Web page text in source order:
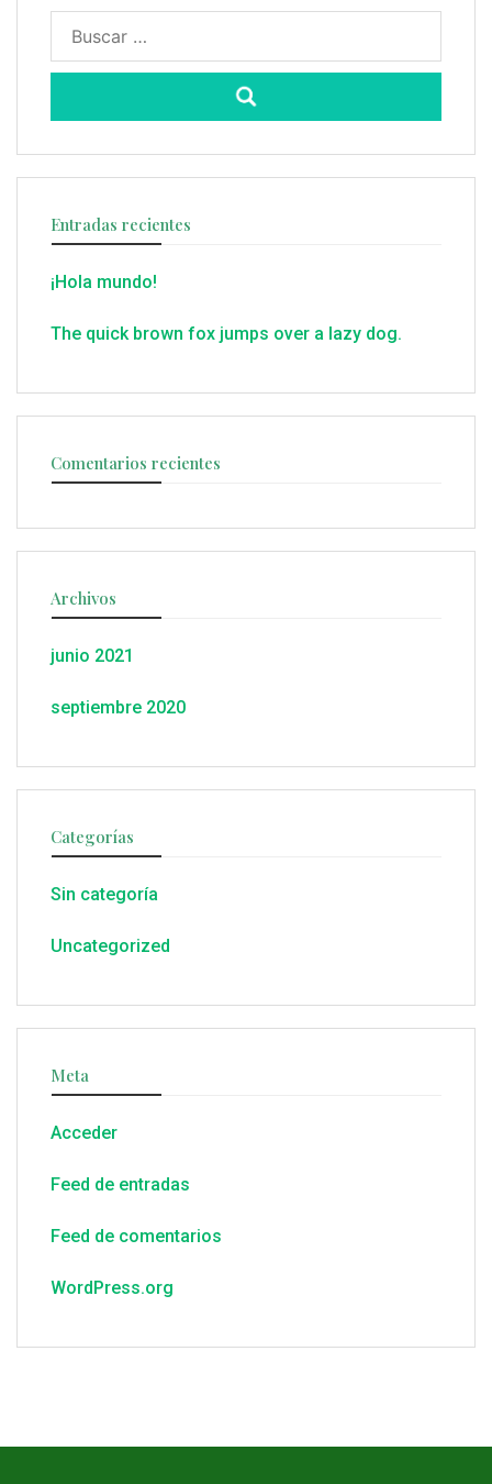
Buscar:
Entradas recientes
¡Hola mundo!
The quick brown fox jumps over a lazy dog.
Comentarios recientes
Archivos
junio 2021
septiembre 2020
Categorías
Sin categoría
Uncategorized
Meta
Acceder
Feed de entradas
Feed de comentarios
WordPress.org